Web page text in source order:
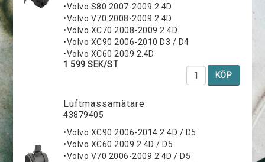
•Volvo S80 2007-2009 2.4D
•Volvo V70 2008-2009 2.4D
•Volvo XC70 2008-2009 2.4D
•Volvo XC90 2006-2010 D3 / D4
•Volvo XC60 2009 2.4D
1 599 SEK/ST
KÖP
Luftmassamätare
43879405
•Volvo XC90 2006-2014 2.4D / D5
•Volvo XC60 2009 2.4D / D5
•Volvo V70 2006-2009 2.4D / D5